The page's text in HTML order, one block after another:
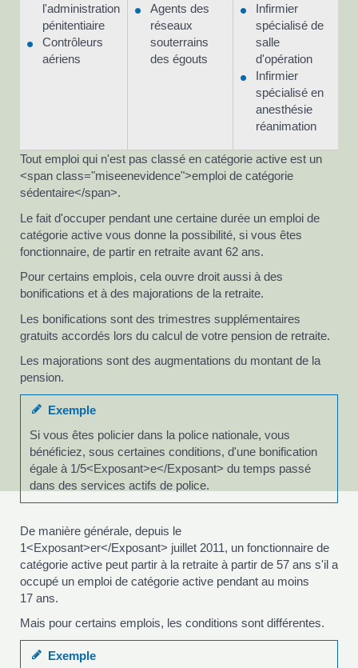
l'administration
pénitentiaire
Contrôleurs
aériens
Agents des
réseaux
souterrains
des égouts
Infirmier
spécialisé de
salle
d'opération
Infirmier
spécialisé en
anesthésie
réanimation
Tout emploi qui n'est pas classé en catégorie active est un
<span class="miseenevidence">emploi de catégorie
sédentaire</span>.
Le fait d'occuper pendant une certaine durée un emploi de
catégorie active vous donne la possibilité, si vous êtes
fonctionnaire, de partir en retraite avant 62 ans.
Pour certains emplois, cela ouvre droit aussi à des
bonifications et à des majorations de la retraite.
Les bonifications sont des trimestres supplémentaires
gratuits accordés lors du calcul de votre pension de retraite.
Les majorations sont des augmentations du montant de la
pension.
Exemple
Si vous êtes policier dans la police nationale, vous
bénéficiez, sous certaines conditions, d'une bonification
égale à 1/5<Exposant>e</Exposant> du temps passé
dans des services actifs de police.
De manière générale, depuis le
1<Exposant>er</Exposant> juillet 2011, un fonctionnaire de
catégorie active peut partir à la retraite à partir de 57 ans s'il a
occupé un emploi de catégorie active pendant au moins
17 ans.
Mais pour certains emplois, les conditions sont différentes.
Exemple